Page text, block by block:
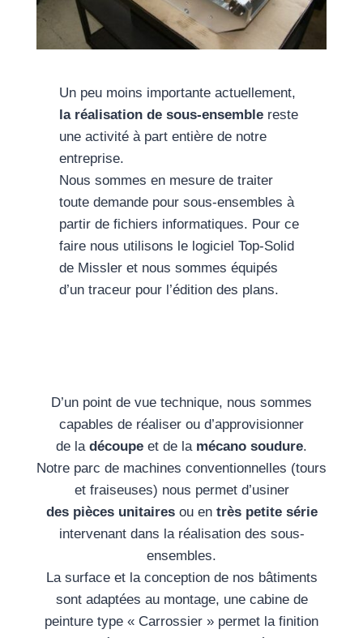
Un peu moins importante actuellement,
la réalisation de sous-ensemble reste
une activité à part entière de notre
entreprise.
Nous sommes en mesure de traiter
toute demande pour sous-ensembles à
partir de fichiers informatiques. Pour ce
faire nous utilisons le logiciel Top-Solid
de Missler et nous sommes équipés
d’un traceur pour l’édition des plans.
D’un point de vue technique, nous sommes
capables de réaliser ou d’approvisionner
de la découpe et de la mécano soudure.
Notre parc de machines conventionnelles (tours
et fraiseuses) nous permet d’usiner
des pièces unitairesou en très petite série
intervenant dans la réalisation des sous-
ensembles.
La surface et la conception de nos bâtiments
sont adaptées au montage, une cabine de
peinture type « Carrossier » permet la finition